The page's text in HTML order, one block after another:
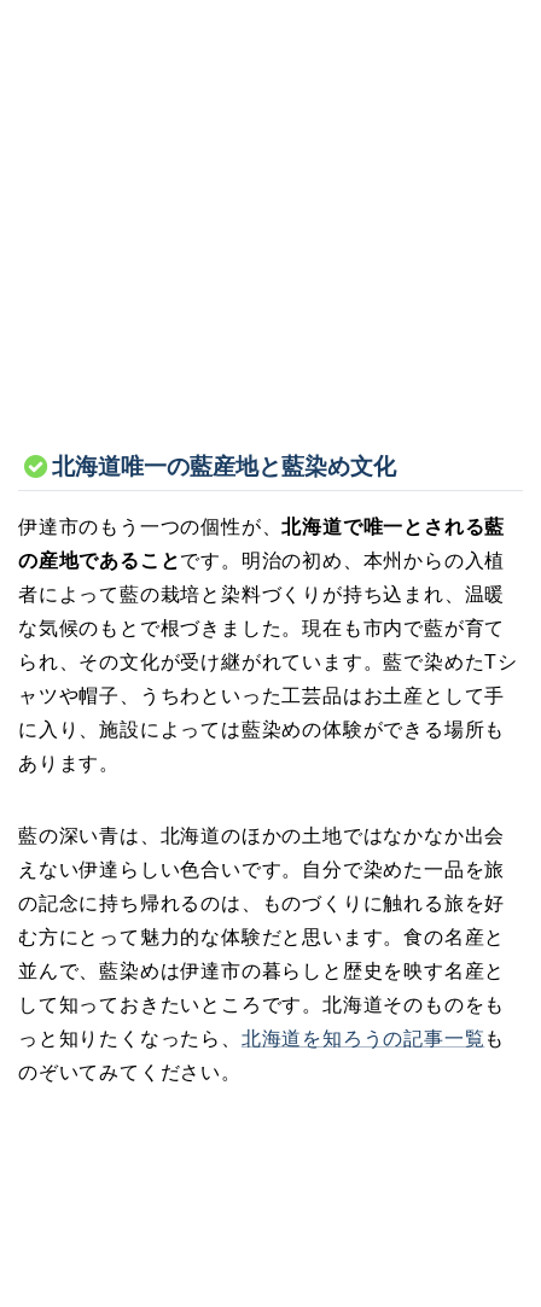
北海道唯一の藍産地と藍染め文化
伊達市のもう一つの個性が、北海道で唯一とされる藍
の産地であることです。明治の初め、本州からの入植
者によって藍の栽培と染料づくりが持ち込まれ、温暖
な気候のもとで根づきました。現在も市内で藍が育て
られ、その文化が受け継がれています。藍で染めたTシ
ャツや帽子、うちわといった工芸品はお土産として手
に入り、施設によっては藍染めの体験ができる場所も
あります。
藍の深い青は、北海道のほかの土地ではなかなか出会
えない伊達らしい色合いです。自分で染めた一品を旅
の記念に持ち帰れるのは、ものづくりに触れる旅を好
む方にとって魅力的な体験だと思います。食の名産と
並んで、藍染めは伊達市の暮らしと歴史を映す名産と
して知っておきたいところです。北海道そのものをも
っと知りたくなったら、 北海道を知ろうの記事一覧 も
のぞいてみてください。